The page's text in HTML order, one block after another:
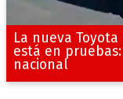
La nueva
está en
nacional